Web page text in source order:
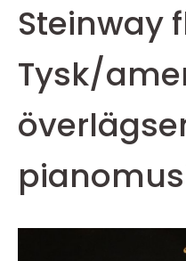
Steinway
Tysk/